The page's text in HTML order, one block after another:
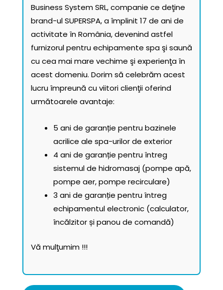
Business System SRL, companie ce deţine
brand-ul SUPERSPA, a împlinit 17 de ani de
activitate în România, devenind astfel
furnizorul pentru echipamente spa şi saună
cu cea mai mare vechime şi experienţa în
acest domeniu. Dorim să celebrăm acest
lucru împreună cu viitori clienţii oferind
următoarele avantaje:
5 ani de garanție pentru bazinele
acrilice ale spa-urilor de exterior
4 ani de garanție pentru întreg
sistemul de hidromasaj (pompe apă,
pompe aer, pompe recirculare)
3 ani de garanție pentru întreg
echipamentul electronic (calculator,
încălzitor și panou de comandă)
Vă mulţumim !!!